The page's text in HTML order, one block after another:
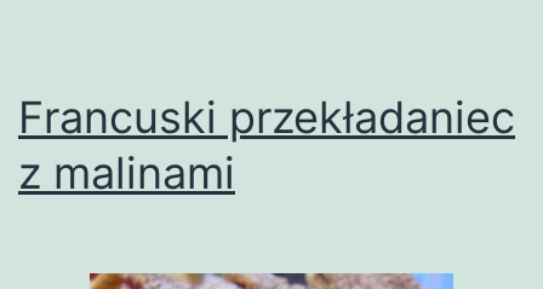
Francuski przekładaniec
z malinami